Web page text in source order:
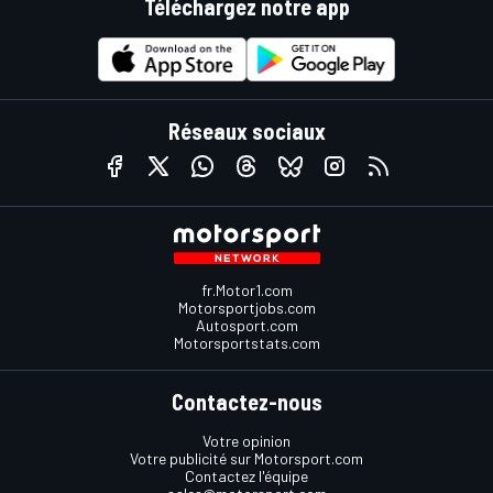
Téléchargez notre app
Réseaux sociaux
fr.Motor1.com
Motorsportjobs.com
Autosport.com
Motorsportstats.com
Contactez-nous
Votre opinion
Votre publicité sur Motorsport.com
Contactez l'équipe